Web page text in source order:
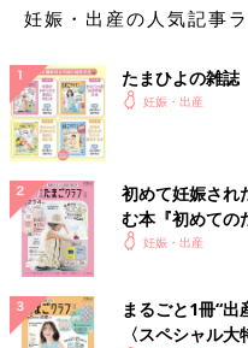
の<ログインID & アクセスキ
【泉】を使った赤ちゃ
【泉】を使った女の子の名
泉（いずみ）
七泉（ななみ）
瑠泉（るい）
【泉】を使った男の子の
妊娠・出産の人気記事
たまひよの雑誌
妊娠・出産
初めて妊娠され
む本『初めての
妊娠・出産
まるごと1冊“出
〈スペシャル